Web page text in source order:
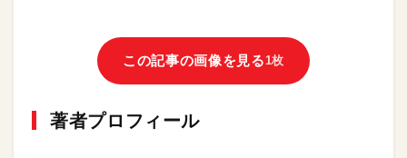
この記事の画像を見る 1枚
著者プロフィール